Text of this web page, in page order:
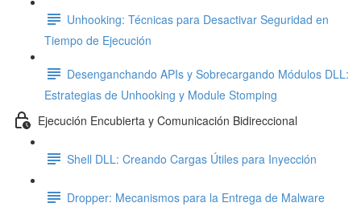
Unhooking: Técnicas para Desactivar Seguridad en
Tiempo de Ejecución
Desenganchando APIs y Sobrecargando Módulos DLL:
Estrategias de Unhooking y Module Stomping
Ejecución Encubierta y Comunicación Bidireccional
Shell DLL: Creando Cargas Útiles para Inyección
Dropper: Mecanismos para la Entrega de Malware